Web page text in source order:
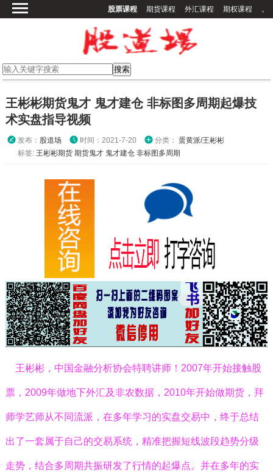
股票课程 期货课程 外汇课程 期权课程 。
期货课程
外汇课程
其他课程
王彬彬期货鬼才 鬼才建仓 非标图多周期起爆技
术实盘指导视频
发布： 股道场 时间：2021-7-20 分类： 蛋黄派/王彬彬
标签: 王彬彬期货 期货鬼才 鬼才建仓 非标图多周期
王彬彬，中国金融分析协会特聘讲师！ 2007年开始接触股
票，2009年做地下外汇及非农数据， 2010年开始做期货，拜
师学艺师从不同流派，在多年学习的实盘交易中，终于总结
出了一套属于自己的交易系统，精准把握短线波段趋势分级
走势，结合多周期共振研发了行情的起爆点。并在多年的实